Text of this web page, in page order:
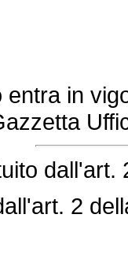
in
dall'art.
2